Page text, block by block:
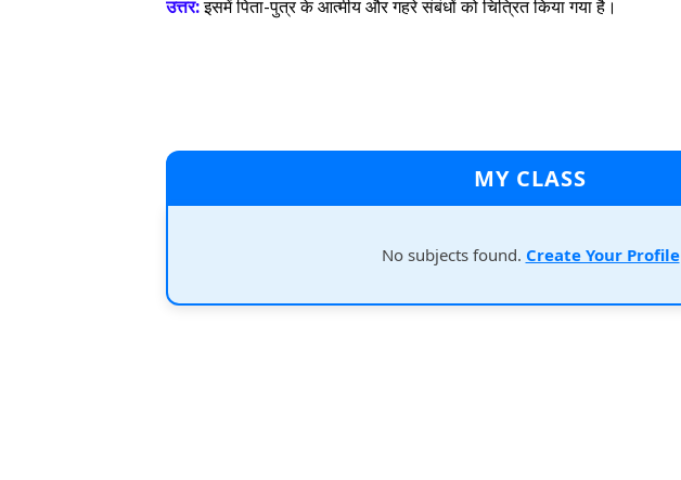
उत्तर:इसमें पिता-पुत्र के आत्मीय और गहरे संबंधों को चित्रित किया गया है।
MY CLASS
No subjects found. Create Your Profile